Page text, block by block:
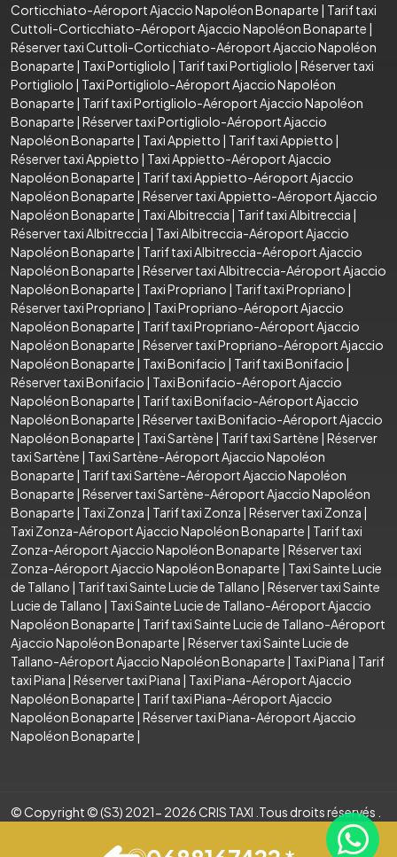
Corticchiato-Aéroport Ajaccio Napoléon Bonaparte | Tarif taxi
Cuttoli-Corticchiato-Aéroport Ajaccio Napoléon Bonaparte |
Réserver taxi Cuttoli-Corticchiato-Aéroport Ajaccio Napoléon
Bonaparte | Taxi Portigliolo | Tarif taxi Portigliolo | Réserver taxi
Portigliolo | Taxi Portigliolo-Aéroport Ajaccio Napoléon
Bonaparte | Tarif taxi Portigliolo-Aéroport Ajaccio Napoléon
Bonaparte | Réserver taxi Portigliolo-Aéroport Ajaccio
Napoléon Bonaparte | Taxi Appietto | Tarif taxi Appietto |
Réserver taxi Appietto | Taxi Appietto-Aéroport Ajaccio
Napoléon Bonaparte | Tarif taxi Appietto-Aéroport Ajaccio
Napoléon Bonaparte | Réserver taxi Appietto-Aéroport Ajaccio
Napoléon Bonaparte | Taxi Albitreccia | Tarif taxi Albitreccia |
Réserver taxi Albitreccia | Taxi Albitreccia-Aéroport Ajaccio
Napoléon Bonaparte | Tarif taxi Albitreccia-Aéroport Ajaccio
Napoléon Bonaparte | Réserver taxi Albitreccia-Aéroport Ajaccio
Napoléon Bonaparte | Taxi Propriano | Tarif taxi Propriano |
Réserver taxi Propriano | Taxi Propriano-Aéroport Ajaccio
Napoléon Bonaparte | Tarif taxi Propriano-Aéroport Ajaccio
Napoléon Bonaparte | Réserver taxi Propriano-Aéroport Ajaccio
Napoléon Bonaparte | Taxi Bonifacio | Tarif taxi Bonifacio |
Réserver taxi Bonifacio | Taxi Bonifacio-Aéroport Ajaccio
Napoléon Bonaparte | Tarif taxi Bonifacio-Aéroport Ajaccio
Napoléon Bonaparte | Réserver taxi Bonifacio-Aéroport Ajaccio
Napoléon Bonaparte | Taxi Sartène | Tarif taxi Sartène | Réserver
taxi Sartène | Taxi Sartène-Aéroport Ajaccio Napoléon
Bonaparte | Tarif taxi Sartène-Aéroport Ajaccio Napoléon
Bonaparte | Réserver taxi Sartène-Aéroport Ajaccio Napoléon
Bonaparte | Taxi Zonza | Tarif taxi Zonza | Réserver taxi Zonza |
Taxi Zonza-Aéroport Ajaccio Napoléon Bonaparte | Tarif taxi
Zonza-Aéroport Ajaccio Napoléon Bonaparte | Réserver taxi
Zonza-Aéroport Ajaccio Napoléon Bonaparte | Taxi Sainte Lucie
de Tallano | Tarif taxi Sainte Lucie de Tallano | Réserver taxi Sainte
Lucie de Tallano | Taxi Sainte Lucie de Tallano-Aéroport Ajaccio
Napoléon Bonaparte | Tarif taxi Sainte Lucie de Tallano-Aéroport
Ajaccio Napoléon Bonaparte | Réserver taxi Sainte Lucie de
Tallano-Aéroport Ajaccio Napoléon Bonaparte | Taxi Piana | Tarif
taxi Piana | Réserver taxi Piana | Taxi Piana-Aéroport Ajaccio
Napoléon Bonaparte | Tarif taxi Piana-Aéroport Ajaccio
Napoléon Bonaparte | Réserver taxi Piana-Aéroport Ajaccio
Napoléon Bonaparte |
© Copyright © (S3) 2021- 2026 CRIS TAXI .Tous droits réservés .